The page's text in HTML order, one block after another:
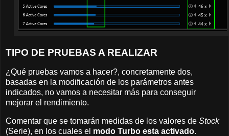
TIPO DE PRUEBAS A REALIZAR
¿Qué pruebas vamos a hacer?, concretamente dos,
basadas en la modificación de los parámetros antes
indicados, no vamos a necesitar más para conseguir
mejorar el rendimiento.
Comentar que se tomarán medidas de los valores de Stock
(Serie), en los cuales el modo Turbo esta activado.